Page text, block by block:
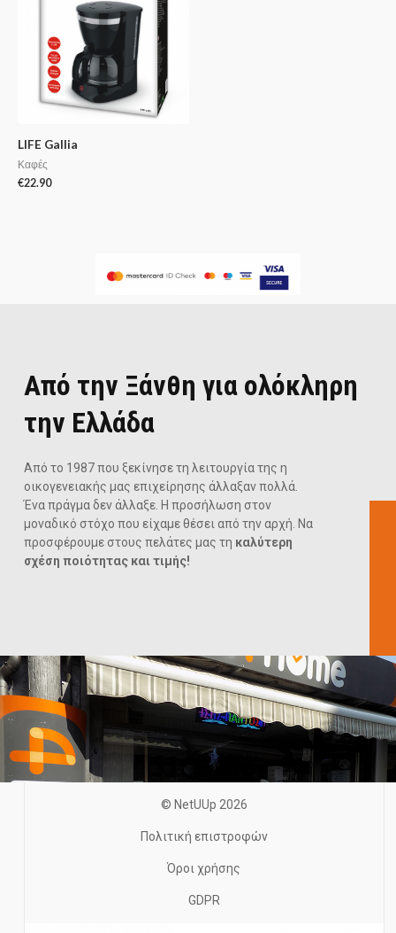
LIFE Gallia
Καφές
€22.90
Από την Ξάνθη για ολόκληρη
την Ελλάδα
Από το 1987 που ξεκίνησε τη λειτουργία της η
οικογενειακής μας επιχείρησης άλλαξαν πολλά.
Ένα πράγμα δεν άλλαξε. Η προσήλωση στον
μοναδικό στόχο που είχαμε θέσει από την αρχή. Να
προσφέρουμε στους πελάτες μας τη καλύτερη
σχέση ποιότητας και τιμής!
© NetUUp 2026
Πολιτική επιστροφών
Όροι χρήσης
GDPR